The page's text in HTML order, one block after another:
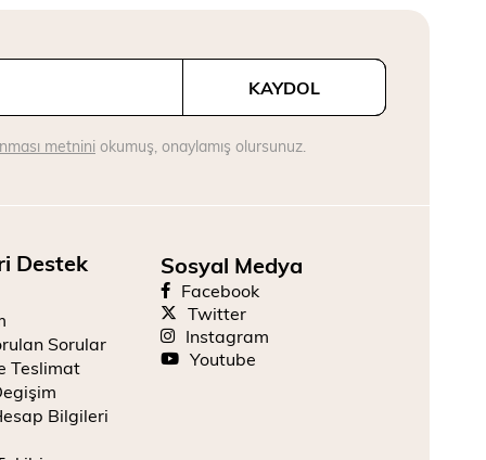
KAYDOL
metnini okumuş, onaylamış olursunuz.
Destek
Sorular
Teslimat
Bilgileri
Sosyal Medya
Facebook
Twitter
Instagram
Youtube